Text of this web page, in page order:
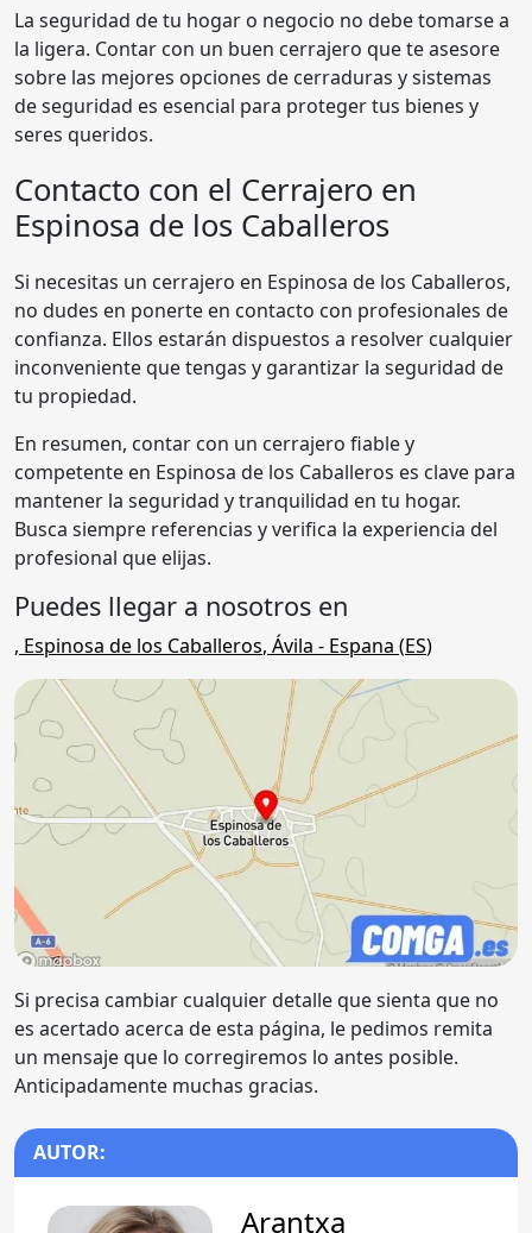
La seguridad de tu hogar o negocio no debe tomarse a
la ligera. Contar con un buen cerrajero que te asesore
sobre las mejores opciones de cerraduras y sistemas
de seguridad es esencial para proteger tus bienes y
seres queridos.
Contacto con el Cerrajero en
Espinosa de los Caballeros
Si necesitas un cerrajero en Espinosa de los Caballeros,
no dudes en ponerte en contacto con profesionales de
confianza. Ellos estarán dispuestos a resolver cualquier
inconveniente que tengas y garantizar la seguridad de
tu propiedad.
En resumen, contar con un cerrajero fiable y
competente en Espinosa de los Caballeros es clave para
mantener la seguridad y tranquilidad en tu hogar.
Busca siempre referencias y verifica la experiencia del
profesional que elijas.
Puedes llegar a nosotros en
, Espinosa de los Caballeros, Ávila - Espana (ES)
Si precisa cambiar cualquier detalle que sienta que no
es acertado acerca de esta página, le pedimos remita
un mensaje que lo corregiremos lo antes posible.
Anticipadamente muchas gracias.
AUTOR:
Arantxa